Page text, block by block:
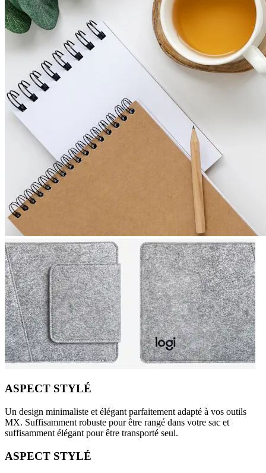
ASPECT STYLÉ
Un design minimaliste et élégant parfaitement adapté à vos outils
MX. Suffisamment robuste pour être rangé dans votre sac et
suffisamment élégant pour être transporté seul.
ASPECT STYLÉ